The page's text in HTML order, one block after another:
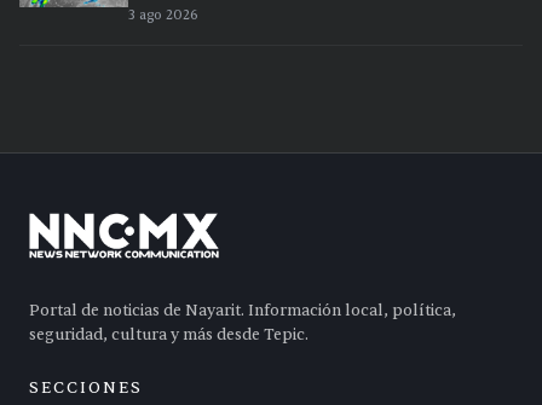
3 ago 2026
Portal de noticias de Nayarit. Información local, política,
seguridad, cultura y más desde Tepic.
SECCIONES